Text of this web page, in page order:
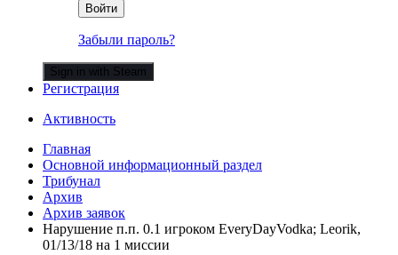
Войти
Забыли пароль?
Sign in with Steam
Регистрация
Активность
Главная
Основной информационный раздел
Трибунал
Архив
Архив заявок
Нарушение п.п. 0.1 игроком EveryDayVodka; Leorik,
01/13/18 на 1 миссии